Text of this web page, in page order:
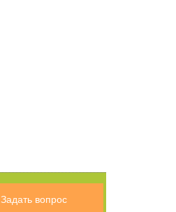
Задать вопрос